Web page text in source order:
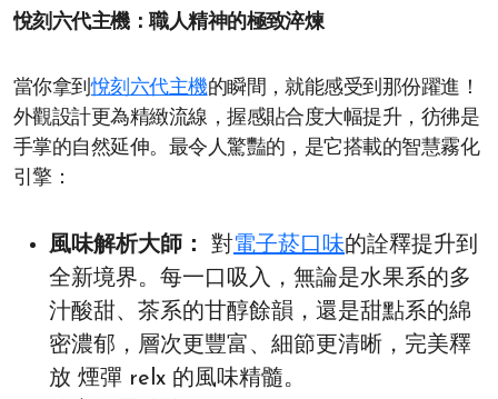
悅刻六代主機：職人精神的極致淬煉
當你拿到悅刻六代主機的瞬間，就能感受到那份躍進！
外觀設計更為精緻流線，握感貼合度大幅提升，彷彿是
手掌的自然延伸。最令人驚豔的，是它搭載的智慧霧化
引擎：
風味解析大師： 對電子菸口味的詮釋提升到
全新境界。每一口吸入，無論是水果系的多
汁酸甜、茶系的甘醇餘韻，還是甜點系的綿
密濃郁，層次更豐富、細節更清晰，完美釋
放 煙彈 relx 的風味精髓。